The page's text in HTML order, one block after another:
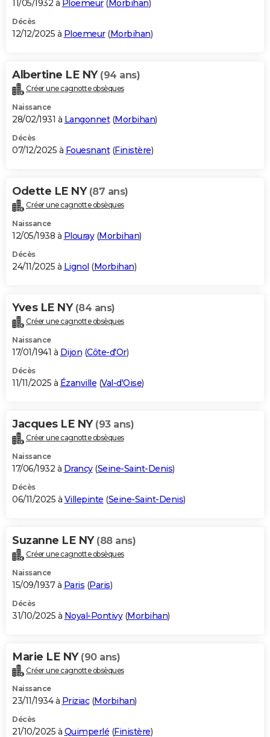
11/05/1932 à Ploemeur( Morbihan)
Décès
12/12/2025 à Ploemeur(Morbihan)
Albertine LE NY (94 ans)
Créer une cagnotte obsèques
Naissance
28/02/1931 à Langonnet(Morbihan)
Décès
07/12/2025 à Fouesnant(Finistère)
Odette LE NY (87 ans)
Créer une cagnotte obsèques
Naissance
12/05/1938 à Plouray(Morbihan)
Décès
24/11/2025 à Lignol (Morbihan)
Yves LE NY (84 ans)
Créer une cagnotte obsèques
Naissance
17/01/1941 à Dijon (Côte-d'Or)
Décès
11/11/2025 à Ézanville (Val-d'Oise)
Jacques LE NY (93 ans)
Créer une cagnotte obsèques
Naissance
17/06/1932 à Drancy(Seine-Saint-Denis)
Décès
06/11/2025 à Villepinte (Seine-Saint-Denis)
Suzanne LE NY (88 ans)
Créer une cagnotte obsèques
Naissance
15/09/1937 à Paris (Paris)
Décès
31/10/2025 à Noyal-Pontivy(Morbihan)
Marie LE NY (90 ans)
Créer une cagnotte obsèques
Naissance
23/11/1934 à Priziac(Morbihan)
Décès
21/10/2025 à Quimperlé (Finistère)